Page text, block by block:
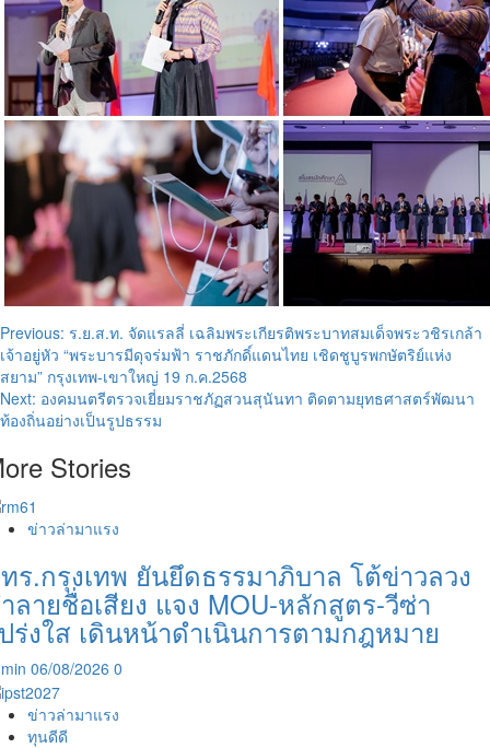
Post
navigation
Previous: ร.ย.ส.ท. จัดแรลลี่ เฉลิมพระเกียรติพระบาทสมเด็จพระวชิรเกล้า
เจ้าอยู่หัว “พระบารมีดุจร่มฟ้า ราชภักดิ์แดนไทย เชิดชูบูรพกษัตริย์แห่ง
สยาม” กรุงเทพ-เขาใหญ่ 19 ก.ค.2568
Next: องคมนตรีตรวจเยี่ยมราชภัฏสวนสุนันทา ติดตามยุทธศาสตร์พัฒนา
ท้องถิ่นอย่างเป็นรูปธรรม
Stories
ข่าวล่ามาแรง
ร.กรุงเทพ ยันยึดธรรมาภิบาล โต้ข่าวลวง
ลายชื่อเสียง แจง MOU-หลักสูตร-วีซ่า
ร่งใส เดินหน้าดำเนินการตามกฎหมาย
06/08/2026 0
ข่าวล่ามาแรง
ทุนดีดี